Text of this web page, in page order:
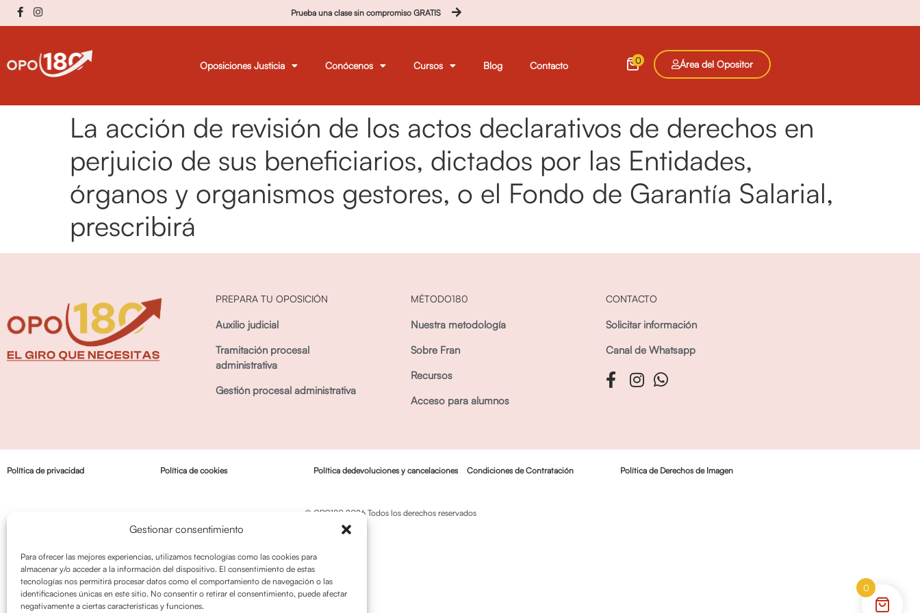
Gestionar consentimiento
Para ofrecer las mejores experiencias, utilizamos tecnologías como las cookies para
almacenar y/o acceder a la información del dispositivo. El consentimiento de estas
tecnologías nos permitirá procesar datos como el comportamiento de navegación o las
identificaciones únicas en este sitio. No consentir o retirar el consentimiento, puede afectar
negativamente a ciertas características y funciones.
Prueba una clase sin compromiso GRATIS
Oposiciones Justicia Conócenos Cursos Blog Contacto 0 Área del Opositor
La acción de revisión de los actos declarativos de derechos en
perjuicio de sus beneficiarios, dictados por las Entidades,
órganos y organismos gestores, o el Fondo de Garantía Salarial,
prescribirá
PREPARA TU OPOSICIÓN
Auxilio judicial
Tramitación procesal
administrativa
Gestión procesal administrativa
MÉTODO180
Nuestra metodología
Sobre Fran
Recursos
Acceso para alumnos
CONTACTO
Solicitar información
Canal de Whatsapp
Política de privacidad Política de cookies Política dedevoluciones y cancelaciones Condiciones de Contratación Política de Derechos de Imagen
© OPO180 2026 Todos los derechos reservados
0